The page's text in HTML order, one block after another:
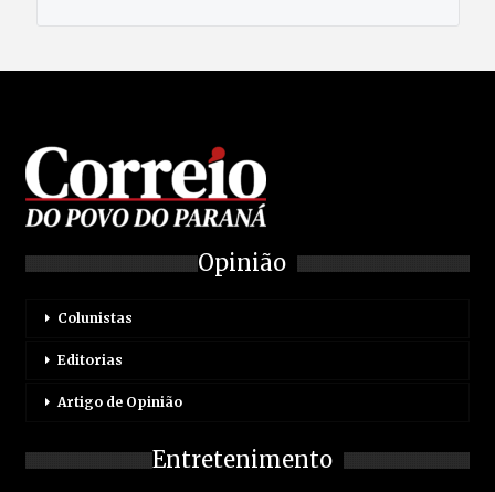
Opinião
Colunistas
Editorias
Artigo de Opinião
Entretenimento